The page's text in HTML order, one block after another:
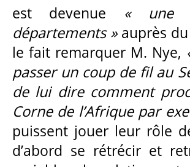
est devenue « une
départements »auprès
le fait remarquer M. Nye,
passer un coup de fil au
de lui dire comment
Corne de l’Afrique par
puissent jouer leur rôle
d’abord se rétrécir et